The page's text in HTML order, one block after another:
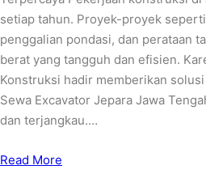
setiap tahun. Proyek-proyek
penggalian pondasi, dan perataan
berat yang tangguh dan efisien.
Konstruksi hadir memberikan
Sewa Excavator Jepara Jawa
dan terjangkau.…
Read More